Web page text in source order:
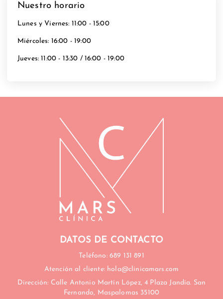
Nuestro horario
Lunes y Viernes: 11:00 - 15:00
Miércoles: 16:00 - 19:00
Jueves: 11:00 - 13:30 / 16:00 - 19:00
DATOS DE CONTACTO
Teléfono: 689 131 891
Atención al cliente: hola@clinicamars.com
Dirección: Calle Antonio Martín López, 4 Plaza Jandía. San
Fernando, Maspalomas 35100